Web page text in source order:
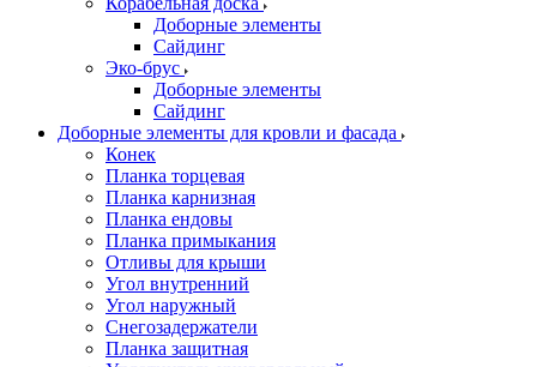
Доборные элементы
Сайдинг
Эко-брус
Доборные элементы
Сайдинг
Доборные элементы для кровли и фасада
Конек
Планка торцевая
Планка карнизная
Планка ендовы
Планка примыкания
Отливы для крыши
Угол внутренний
Угол наружный
Снегозадержатели
Планка защитная